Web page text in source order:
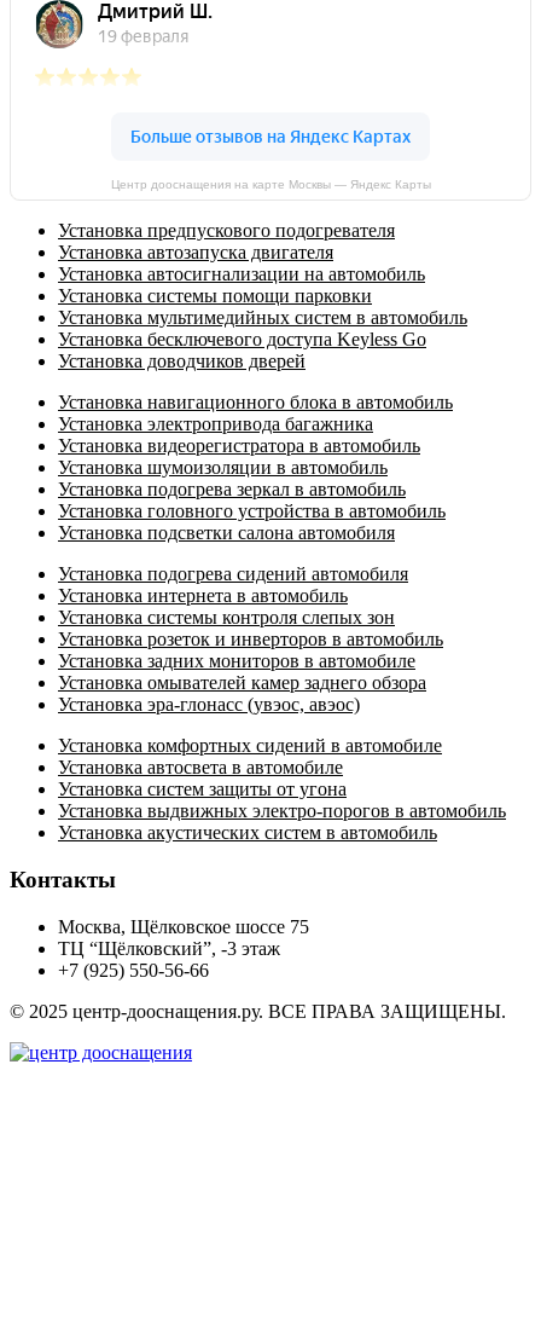
Центр дооснащения на карте Москвы — Яндекс Карты
Установка предпускового подогревателя
Установка автозапуска двигателя
Установка автосигнализации на автомобиль
Установка системы помощи парковки
Установка мультимедийных систем в автомобиль
Установка бесключевого доступа Keyless Go
Установка доводчиков дверей
Установка навигационного блока в автомобиль
Установка электропривода багажника
Установка видеорегистратора в автомобиль
Установка шумоизоляции в автомобиль
Установка подогрева зеркал в автомобиль
Установка головного устройства в автомобиль
Установка подсветки салона автомобиля
Установка подогрева сидений автомобиля
Установка интернета в автомобиль
Установка системы контроля слепых зон
Установка розеток и инверторов в автомобиль
Установка задних мониторов в автомобиле
Установка омывателей камер заднего обзора
Установка эра-глонасс (увэос, авэос)
Установка комфортных сидений в автомобиле
Установка автосвета в автомобиле
Установка систем защиты от угона
Установка выдвижных электро-порогов в автомобиль
Установка акустических систем в автомобиль
Контакты
Москва, Щёлковское шоссе 75
ТЦ “Щёлковский”, -3 этаж
+7 (925) 550-56-66
© 2025 центр-дооснащения.ру. ВСЕ ПРАВА ЗАЩИЩЕНЫ.